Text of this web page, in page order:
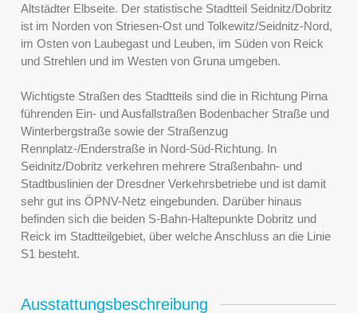
Altstädter Elbseite. Der statistische Stadtteil Seidnitz/Dobritz
ist im Norden von Striesen-Ost und Tolkewitz/Seidnitz-Nord,
im Osten von Laubegast und Leuben, im Süden von Reick
und Strehlen und im Westen von Gruna umgeben.
Wichtigste Straßen des Stadtteils sind die in Richtung Pirna
führenden Ein- und Ausfallstraßen Bodenbacher Straße und
Winterbergstraße sowie der Straßenzug
Rennplatz-/Enderstraße in Nord-Süd-Richtung. In
Seidnitz/Dobritz verkehren mehrere Straßenbahn- und
Stadtbuslinien der Dresdner Verkehrsbetriebe und ist damit
sehr gut ins ÖPNV-Netz eingebunden. Darüber hinaus
befinden sich die beiden S-Bahn-Haltepunkte Dobritz und
Reick im Stadtteilgebiet, über welche Anschluss an die Linie
S1 besteht.
Ausstattungsbeschreibung